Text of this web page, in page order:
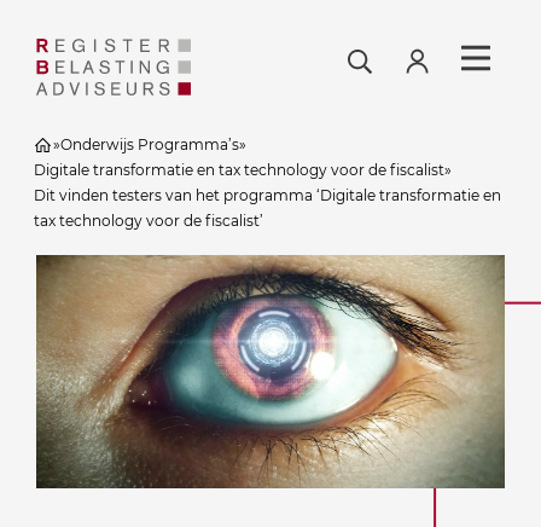
»Onderwijs Programma’s»
Digitale transformatie en tax technology voor de fiscalist»
Dit vinden testers van het programma ‘Digitale transformatie en
tax technology voor de fiscalist’